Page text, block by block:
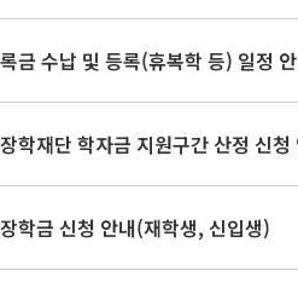
금 수납 및 등록(휴복학 등) 일정
학재단 학자금 지원구간 산정 신청
학금 신청 안내(재학생, 신입생)